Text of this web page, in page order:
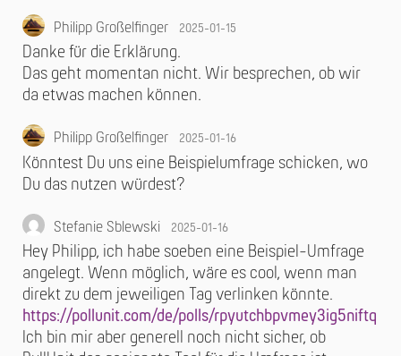
Philipp Großelfinger 2025-01-15
Danke für die Erklärung.
Das geht momentan nicht. Wir besprechen, ob wir
da etwas machen können.
Philipp Großelfinger 2025-01-16
Könntest Du uns eine Beispielumfrage schicken, wo
Du das nutzen würdest?
Stefanie Sblewski 2025-01-16
Hey Philipp, ich habe soeben eine Beispiel-Umfrage
angelegt. Wenn möglich, wäre es cool, wenn man
direkt zu dem jeweiligen Tag verlinken könnte.
https://pollunit.com/de/polls/rpyutchbpvmey3ig5niftq
Ich bin mir aber generell noch nicht sicher, ob